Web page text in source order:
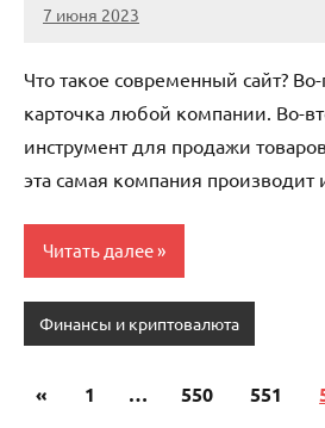
7 июня 2023
immo_navi_ru
Нет
Что такое современный сайт?
карточка любой компании. Во-
инструмент для продажи
эта самая компания
Читать далее
Финансы и криптовалюта
« Предыдущие
1 … 550 551